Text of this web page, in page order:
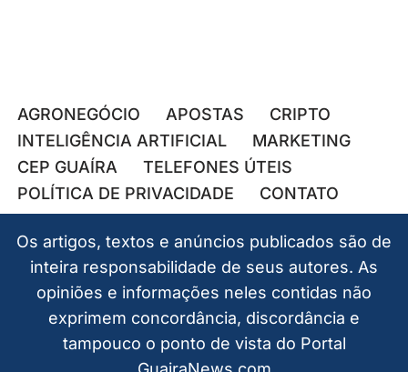
AGRONEGÓCIO APOSTAS
CRIPTO
INTELIGÊNCIA ARTIFICIAL
MARKETING
CEP GUAÍRA
TELEFONES ÚTEIS
POLÍTICA DE PRIVACIDADE
CONTATO
Os artigos, textos e anúncios publicados são de
inteira responsabilidade de seus autores. As
opiniões e informações neles contidas não
exprimem concordância, discordância e
tampouco o ponto de vista do Portal